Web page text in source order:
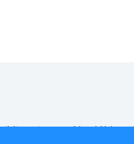
inzerci pracovních nabídek po